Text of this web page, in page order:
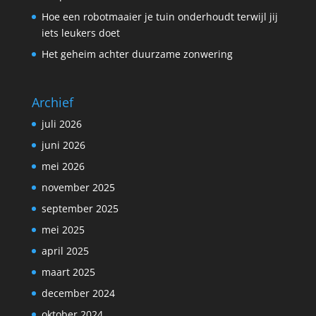
Hoe een robotmaaier je tuin onderhoudt terwijl jij
iets leukers doet
Het geheim achter duurzame zonwering
Archief
juli 2026
juni 2026
mei 2026
november 2025
september 2025
mei 2025
april 2025
maart 2025
december 2024